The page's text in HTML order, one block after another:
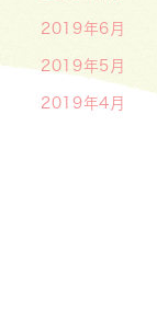
2019年6月
2019年5月
2019年4月